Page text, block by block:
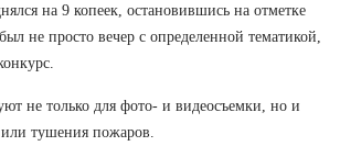
на 9 копеек, остановившись на отметке
не просто вечер с определенной тематикой,
не только для фото- и видеосъемки, но и
или тушения пожаров.